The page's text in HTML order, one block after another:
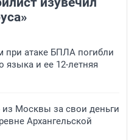
при атаке БПЛА погибли
языка и ее 12-летняя
из Москвы за свои деньги
Архангельской